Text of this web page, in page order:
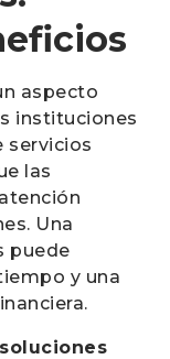
aspecto
instituciones
servicios
las
Una
puede
y una
soluciones